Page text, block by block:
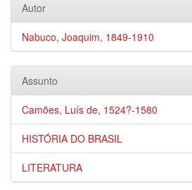
Autor
Nabuco, Joaquim, 1849-1910
Assunto
Camões, Luís de, 1524?-1580
HISTÓRIA DO BRASIL
LITERATURA